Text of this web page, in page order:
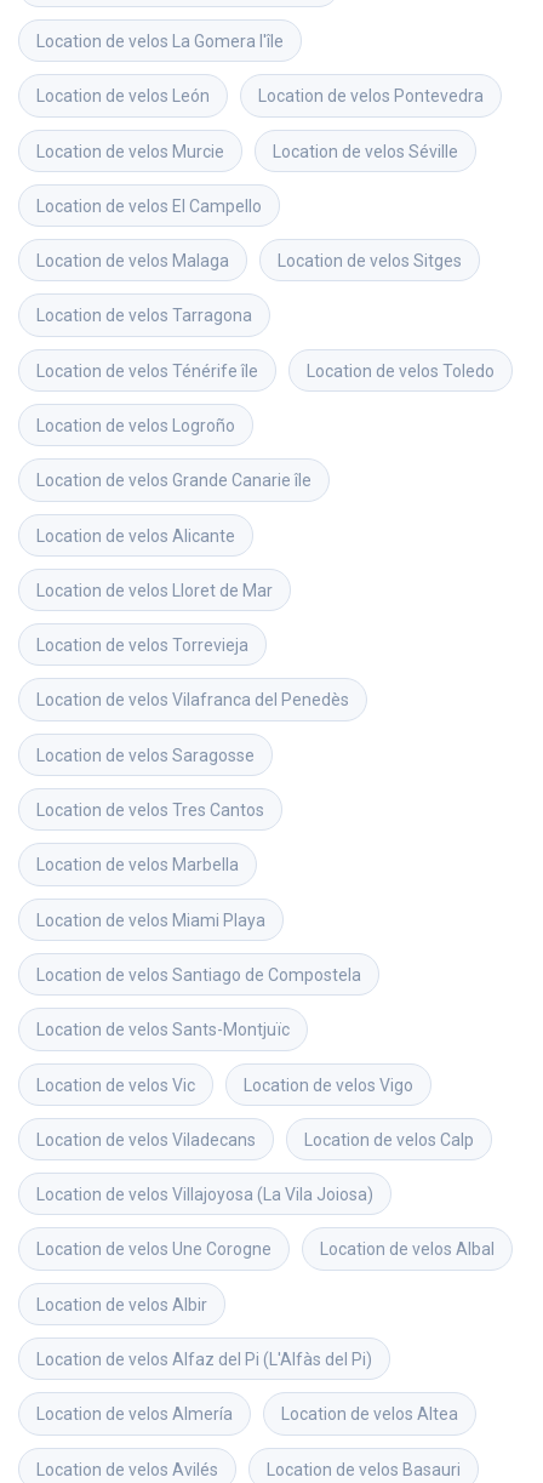
Location de velos La Gomera l'île
Location de velos León Location de velos Pontevedra
Location de velos Murcie Location de velos Séville
Location de velos El Campello
Location de velos Malaga Location de velos Sitges
Location de velos Tarragona
Location de velos Ténérife île Location de velos Toledo
Location de velos Logroño
Location de velos Grande Canarie île
Location de velos Alicante
Location de velos Lloret de Mar
Location de velos Torrevieja
Location de velos Vilafranca del Penedès
Location de velos Saragosse
Location de velos Tres Cantos
Location de velos Marbella
Location de velos Miami Playa
Location de velos Santiago de Compostela
Location de velos Sants-Montjuïc
Location de velos Vic Location de velos Vigo
Location de velos Viladecans Location de velos Calp
Location de velos Villajoyosa (La Vila Joiosa)
Location de velos Une Corogne Location de velos Albal
Location de velos Albir
Location de velos Alfaz del Pi (L'Alfàs del Pi)
Location de velos Almería Location de velos Altea
Location de velos Avilés Location de velos Basauri